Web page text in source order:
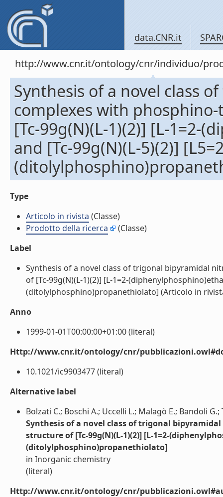
data.CNR.it
http://www.cnr.it/ontology/cnr/individuo/
Synthesis of a novel class
complexes with
[Tc-99g(N)(L-1)(2)] [L-1=2-
and [Tc-99g(N)(L-5)(2)]
Type
Articolo in rivista (Classe)
Prodotto della ricerca
(Classe)
Label
Synthesis of a novel class of trigonal bipyramidal
of [Tc-99g(N)(L-1)(2)] [L-1=2-
(ditolylphosphino)propanethiolato] (Articolo in
Anno
1999-01-01T00:00:00+01:00 (literal)
Http://www.cnr.it/ontology/cnr/
10.1021/ic9903477 (literal)
Alternative label
Bolzati C.; Boschi A.; Uccelli L.; Malagò E.; Bandoli
Synthesis of a novel class of trigonal
structure of [Tc-99g(N)(L-1)(2)] [L-1=2-
(ditolylphosphino)propanethiolato]
in Inorganic chemistry
(literal)
Http://www.cnr.it/ontology/cnr/